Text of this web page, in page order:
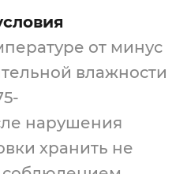
от минус
влажности
нарушения
хранить не